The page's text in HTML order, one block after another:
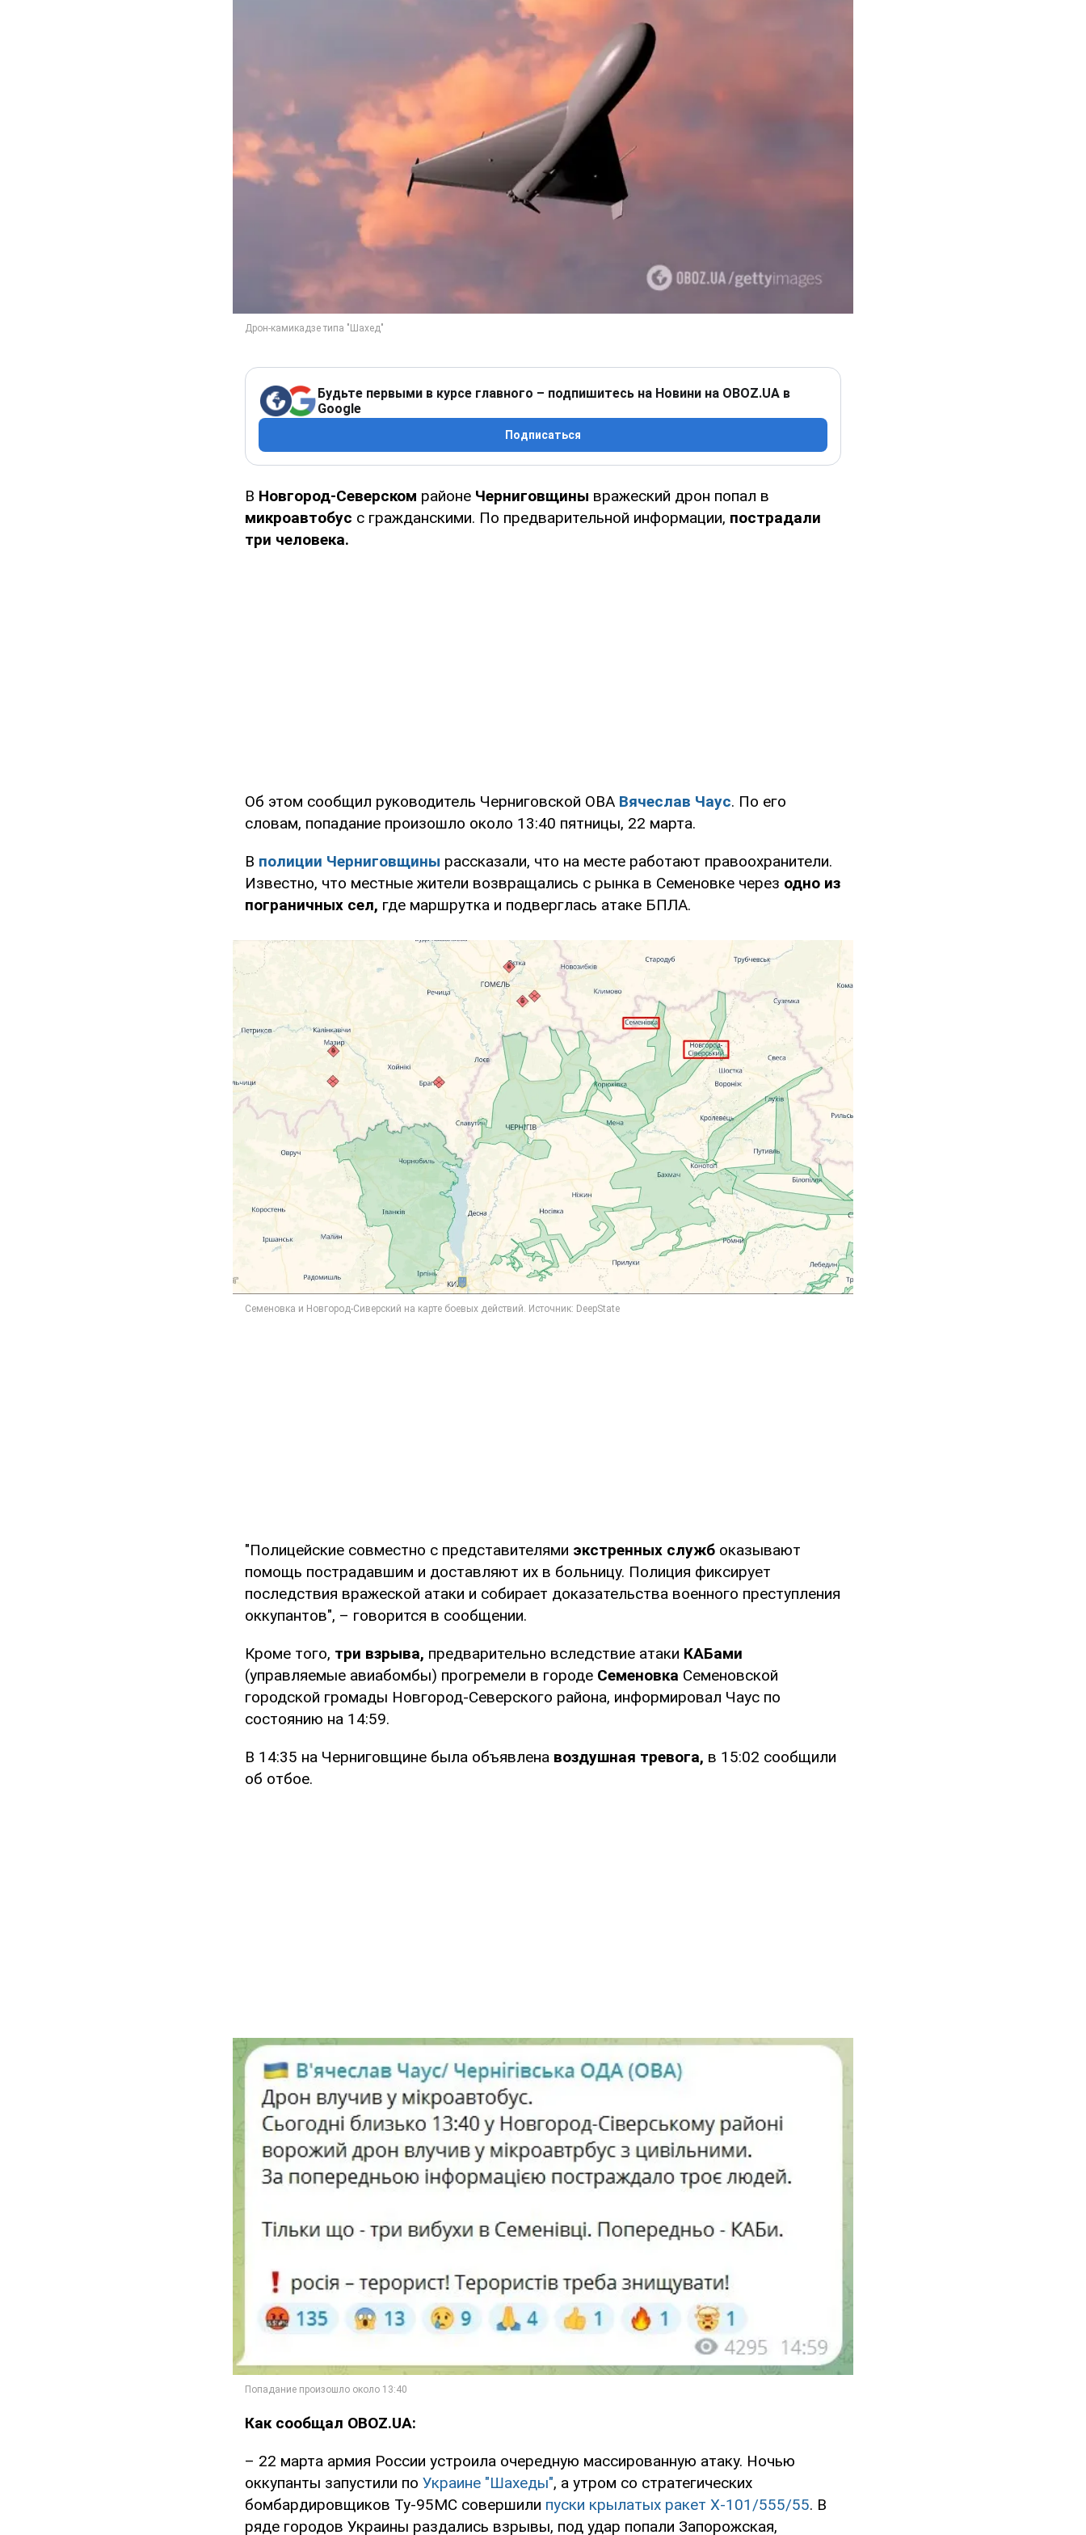
Будьте первыми в курсе главного – подпишитесь на Новини на OBOZ.UA в
Google
Подписаться
В Новгород-Северском районе Черниговщины вражеский дрон попал в
микроавтобус с гражданскими. По предварительной информации, пострадали
три человека.
Об этом сообщил руководитель Черниговской ОВА Вячеслав Чаус. По его
словам, попадание произошло около 13:40 пятницы, 22 марта.
В полиции Черниговщины рассказали, что на месте работают правоохранители.
Известно, что местные жители возвращались с рынка в Семеновке через одно из
пограничных сел, где маршрутка и подверглась атаке БПЛА.
"Полицейские совместно с представителями экстренных служб оказывают
помощь пострадавшим и доставляют их в больницу. Полиция фиксирует
последствия вражеской атаки и собирает доказательства военного преступления
оккупантов", – говорится в сообщении.
Кроме того, три взрыва, предварительно вследствие атаки КАБами
(управляемые авиабомбы) прогремели в городе Семеновка Семеновской
городской громады Новгород-Северского района, информировал Чаус по
состоянию на 14:59.
В 14:35 на Черниговщине была объявлена воздушная тревога, в 15:02 сообщили
об отбое.
Как сообщал OBOZ.UA:
– 22 марта армия России устроила очередную массированную атаку. Ночью
оккупанты запустили по Украине "Шахеды", а утром со стратегических
бомбардировщиков Ту-95МС совершили пуски крылатых ракет Х-101/555/55. В
ряде городов Украины раздались взрывы, под удар попали Запорожская,